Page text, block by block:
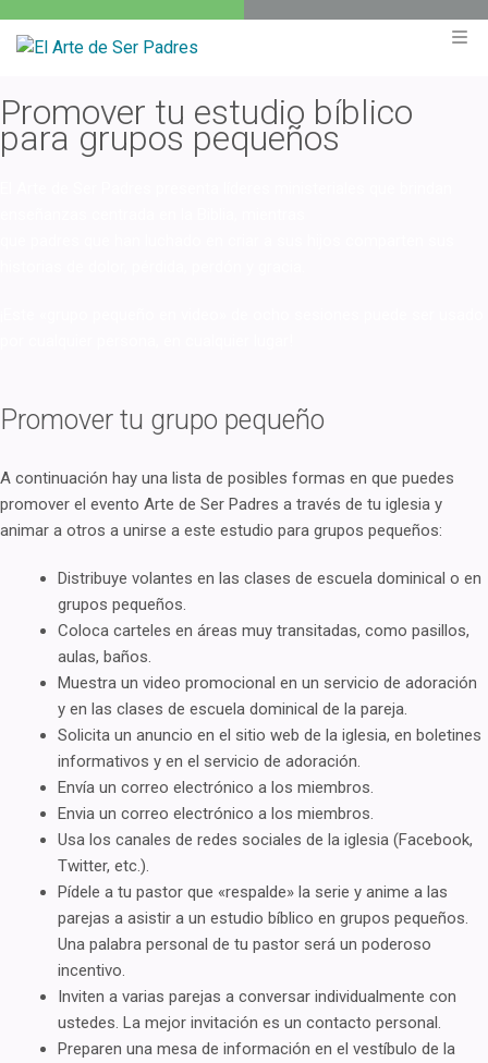
Promover tu estudio bíblico
para grupos pequeños
Promover tu grupo pequeño
A continuación hay una lista de posibles formas en que puedes
promover el evento Arte de Ser Padres a través de tu iglesia y
animar a otros a unirse a este estudio para grupos pequeños:
Distribuye volantes en las clases de escuela dominical o en
grupos pequeños.
Coloca carteles en áreas muy transitadas, como pasillos,
aulas, baños.
Muestra un video promocional en un servicio de adoración
y en las clases de escuela dominical de la pareja.
Solicita un anuncio en el sitio web de la iglesia, en boletines
informativos y en el servicio de adoración.
Envía un correo electrónico a los miembros.
Envia un correo electrónico a los miembros.
Usa los canales de redes sociales de la iglesia (Facebook,
Twitter, etc.).
Pídele a tu pastor que «respalde» la serie y anime a las
parejas a asistir a un estudio bíblico en grupos pequeños.
Una palabra personal de tu pastor será un poderoso
incentivo.
Inviten a varias parejas a conversar individualmente con
ustedes. La mejor invitación es un contacto personal.
Preparen una mesa de información en el vestíbulo de la